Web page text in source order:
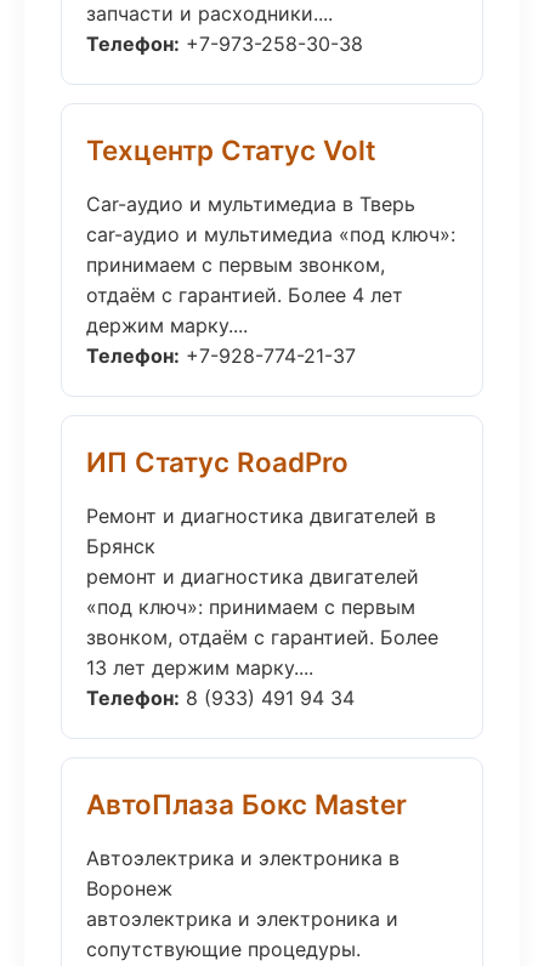
запчасти и расходники....
Телефон: +7-973-258-30-38
Техцентр Статус Volt
Car-аудио и мультимедиа в Тверь
car-аудио и мультимедиа «под ключ»:
принимаем с первым звонком,
отдаём с гарантией. Более 4 лет
держим марку....
Телефон: +7-928-774-21-37
ИП Статус RoadPro
Ремонт и диагностика двигателей в
Брянск
ремонт и диагностика двигателей
«под ключ»: принимаем с первым
звонком, отдаём с гарантией. Более
13 лет держим марку....
Телефон: 8 (933) 491 94 34
АвтоПлаза Бокс Master
Автоэлектрика и электроника в
Воронеж
автоэлектрика и электроника и
сопутствующие процедуры.